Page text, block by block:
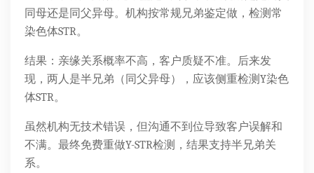
同母还是同父异母。机构按常规兄弟鉴定做，检测常
染色体STR。
结果：亲缘关系概率不高，客户质疑不准。后来发
现，两人是半兄弟（同父异母），应该侧重检测Y染色
体STR。
虽然机构无技术错误，但沟通不到位导致客户误解和
不满。最终免费重做Y-STR检测，结果支持半兄弟关
系。